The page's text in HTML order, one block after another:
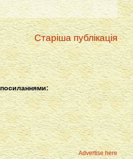
Старіша публікація
Advertise here